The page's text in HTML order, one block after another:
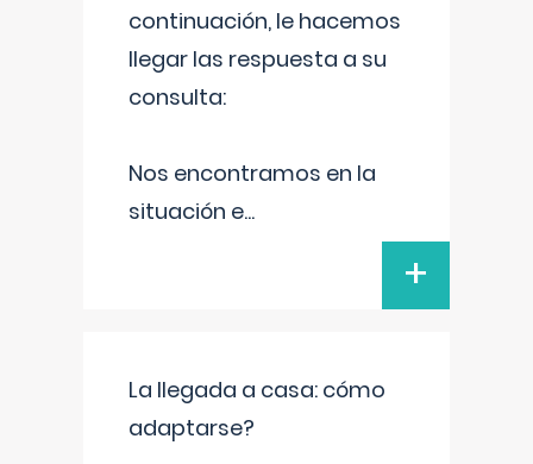
continuación, le hacemos
llegar las respuesta a su
consulta:
Nos encontramos en la
situación e...
+
La llegada a casa: cómo
adaptarse?